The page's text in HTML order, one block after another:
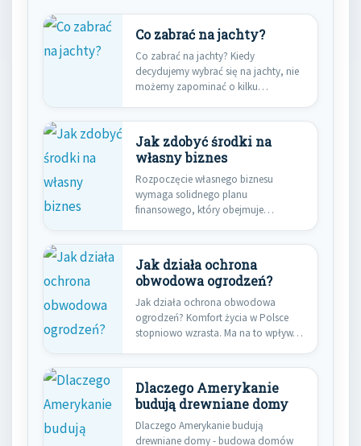
Co zabrać na jachty?
Co zabrać na jachty? Kiedy
decydujemy wybrać się na jachty, nie
możemy zapominać o kilku…
Jak zdobyć środki na
własny biznes
Rozpoczęcie własnego biznesu
wymaga solidnego planu
finansowego, który obejmuje
Jak działa ochrona
obwodowa ogrodzeń?
Jak działa ochrona obwodowa
ogrodzeń? Komfort życia w Polsce
stopniowo wzrasta. Ma na to wpływ…
Dlaczego Amerykanie
budują drewniane domy
Dlaczego Amerykanie budują
drewniane domy - budowa domów